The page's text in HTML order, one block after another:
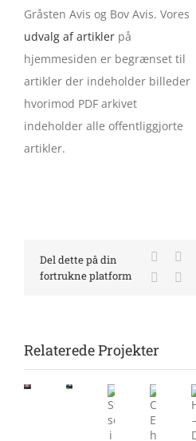
Gråsten Avis og Bov Avis. Vores
udvalg af artiklerpå
hjemmesiden er begrænset til
artikler der indeholder billeder
hvorimod PDF arkivet
indeholder alle offentliggjorte
artikler.
Del dette på din
fortrukne platform
Relaterede Projekter
Barak
80
Naturunivers
Stor
Camilla